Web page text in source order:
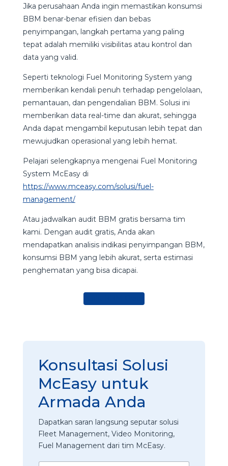
Jika perusahaan Anda ingin memastikan konsumsi
BBM benar-benar efisien dan bebas
penyimpangan, langkah pertama yang paling
tepat adalah memiliki visibilitas atau kontrol dan
data yang valid.
Seperti teknologi Fuel Monitoring System yang
memberikan kendali penuh terhadap pengelolaan,
pemantauan, dan pengendalian BBM. Solusi ini
memberikan data real-time dan akurat, sehingga
Anda dapat mengambil keputusan lebih tepat dan
mewujudkan operasional yang lebih hemat.
Pelajari selengkapnya mengenai Fuel Monitoring
System McEasy di
https://www.mceasy.com/solusi/fuel-
management/
Atau jadwalkan audit BBM gratis bersama tim
kami. Dengan audit gratis, Anda akan
mendapatkan analisis indikasi penyimpangan BBM,
konsumsi BBM yang lebih akurat, serta estimasi
penghematan yang bisa dicapai.
Konsultasi Solusi
McEasy untuk
Armada Anda
Dapatkan saran langsung seputar solusi
Fleet Management, Video Monitoring,
Fuel Management dari tim McEasy.
*